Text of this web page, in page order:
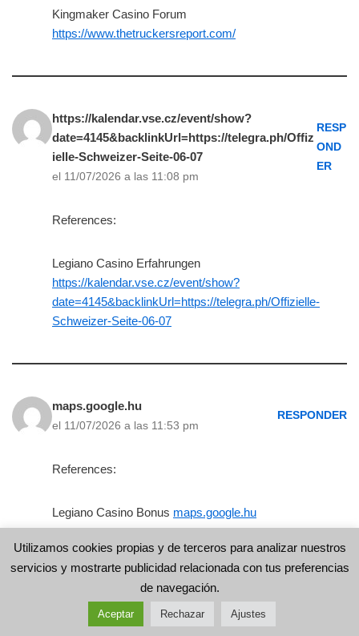
Kingmaker Casino Forum
https://www.thetruckersreport.com/
https://kalendar.vse.cz/event/show?
date=4145&backlinkUrl=https://telegra.ph/Offiz
ielle-Schweizer-Seite-06-07
el 11/07/2026 a las 11:08 pm
RESP
OND
ER
References:
Legiano Casino Erfahrungen
https://kalendar.vse.cz/event/show?
date=4145&backlinkUrl=https://telegra.ph/Offizielle-
Schweizer-Seite-06-07
maps.google.hu
el 11/07/2026 a las 11:53 pm
RESPONDER
References:
Legiano Casino Bonus maps.google.hu
el 12/07/2026 a las 12:05 am
Utilizamos cookies propias y de terceros para analizar nuestros
servicios y mostrarte publicidad relacionada con tus preferencias
de navegación.
Aceptar Rechazar Ajustes